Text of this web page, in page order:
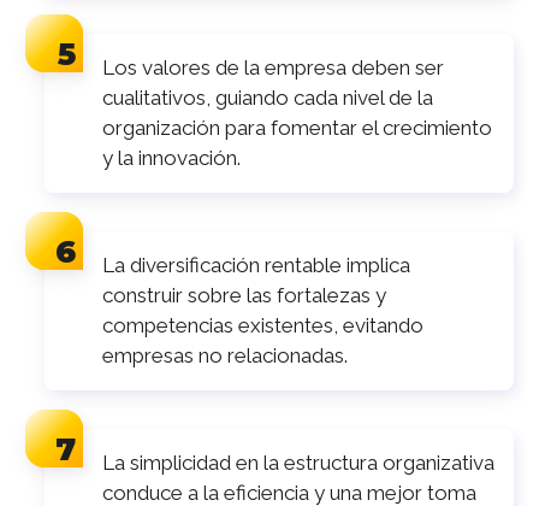
Los valores de la empresa deben ser
cualitativos, guiando cada nivel de la
organización para fomentar el crecimiento
y la innovación.
La diversificación rentable implica
construir sobre las fortalezas y
competencias existentes, evitando
empresas no relacionadas.
La simplicidad en la estructura organizativa
conduce a la eficiencia y una mejor toma